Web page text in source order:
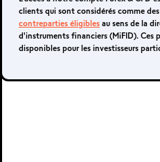
clients qui sont considérés comme des
contreparties éligibles au sens de la
d'instruments financiers (MiFID). Ces
disponibles pour les investisseurs
SMART